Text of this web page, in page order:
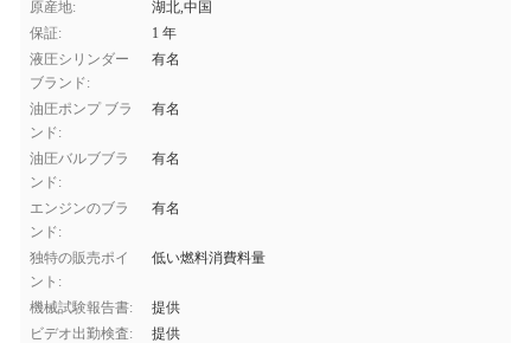
原産地:
湖北,中国
保証:
1 年
液圧シリンダー
ブランド:
有名
油圧ポンプ ブラ
ンド:
有名
油圧バルブブラ
ンド:
有名
エンジンのブラ
ンド:
有名
独特の販売ポイ
ント:
低い燃料消費料量
機械試験報告書:
提供
ビデオ出勤検査:
提供